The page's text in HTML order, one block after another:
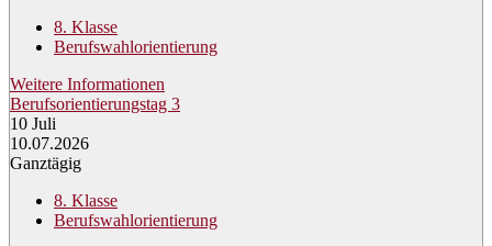
8. Klasse
Berufswahlorientierung
Weitere Informationen
Berufsorientierungstag 3
10 Juli
10.07.2026
Ganztägig
8. Klasse
Berufswahlorientierung